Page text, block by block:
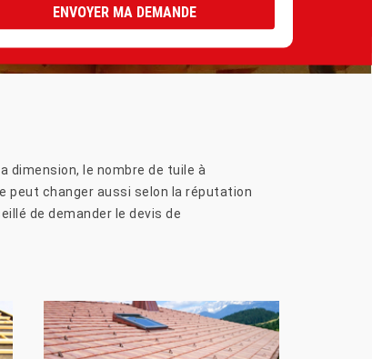
dimension, le nombre de tuile à
peut changer aussi selon la réputation
de demander le devis de